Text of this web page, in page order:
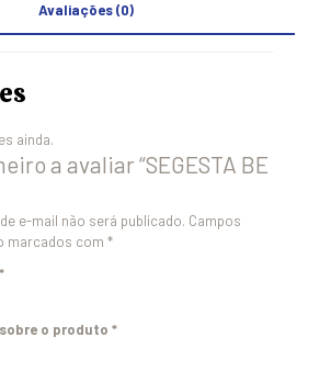
Avaliações (0)
ainda.
a avaliar “SEGESTA BE
e-mail não será publicado. Campos
marcados com *
*
o produto *